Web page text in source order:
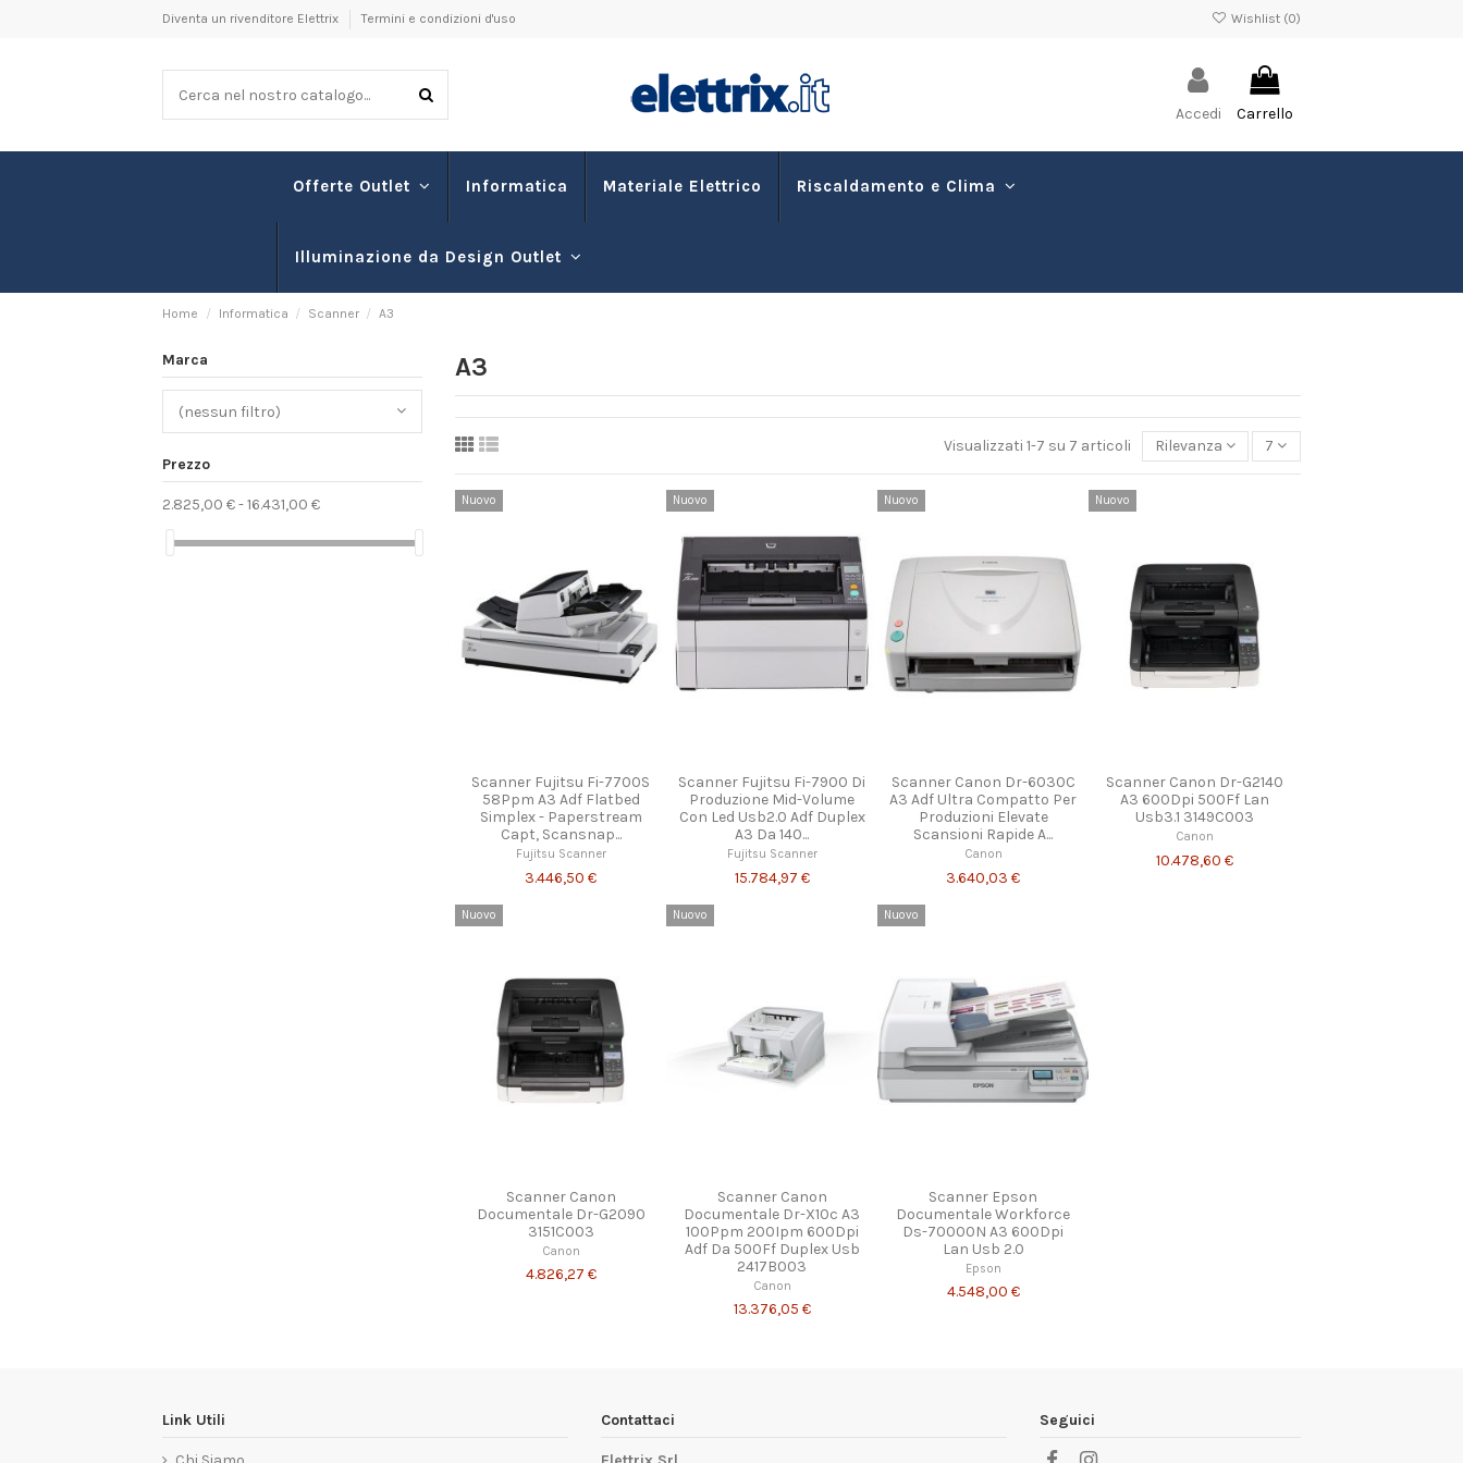
Diventa un rivenditore Elettrix Termini e condizioni d'uso Wishlist (0)
Accedi Carrello
Offerte Outlet Informatica Materiale Elettrico Riscaldamento e Clima
Illuminazione da Design Outlet
Home Informatica Scanner A3
A3
Visualizzati 1-7 su 7 articoli Rilevanza 7
Nuovo
Scanner Fujitsu Fi-7700S
58Ppm A3 Adf Flatbed
Simplex - Paperstream
Capt, Scansnap...
Fujitsu Scanner
3.446,50 €
Nuovo
Scanner Fujitsu Fi-7900 Di
Produzione Mid-Volume
Con Led Usb2.0 Adf Duplex
A3 Da 140...
Fujitsu Scanner
15.784,97 €
Nuovo
Scanner Canon Dr-6030C
A3 Adf Ultra Compatto Per
Produzioni Elevate
Scansioni Rapide A...
Canon
3.640,03 €
Nuovo
Scanner Canon Dr-G2140
A3 600Dpi 500Ff Lan
Usb3.1 3149C003
Canon
10.478,60 €
Nuovo
Scanner Canon
Documentale Dr-G2090
3151C003
Canon
4.826,27 €
Nuovo
Scanner Canon
Documentale Dr-X10c A3
100Ppm 200Ipm 600Dpi
Adf Da 500Ff Duplex Usb
2417B003
Canon
13.376,05 €
Nuovo
Scanner Epson
Documentale Workforce
Ds-70000N A3 600Dpi
Lan Usb 2.0
Epson
4.548,00 €
Marca
(nessun filtro)
Prezzo
2.825,00 € - 16.431,00 €
Link Utili Contattaci Seguici